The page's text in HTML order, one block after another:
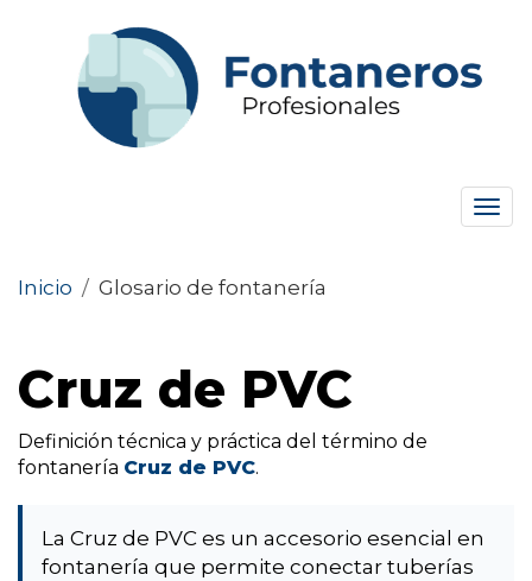
Inicio / Glosario de fontanería
Cruz de PVC
Definición técnica y práctica del término de
fontanería Cruz de PVC.
La Cruz de PVC es un accesorio esencial en
fontanería que permite conectar tuberías